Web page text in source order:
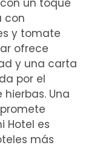
un toque
con
y tomate
ofrece
y una carta
por el
Una
Hotel es
más